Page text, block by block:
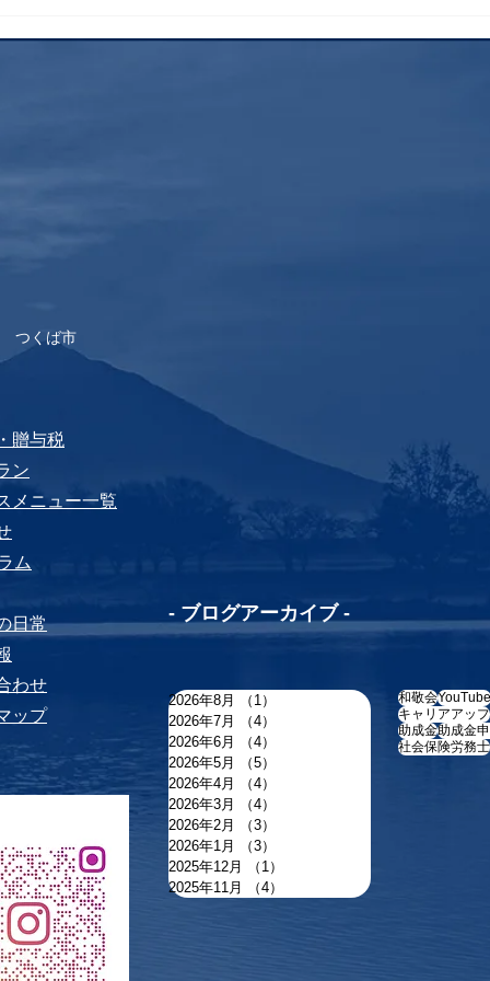
つくば市
-​ ブログアーカイブ -
2026年8月 （1）
2026年7月
（4）
2026年6月
（4）
2026年5月
（5）
2026年4月
（4）
2026年3月
（4）
2026年2月
（3）
2026年1月
（3）
2025年12月
（1）
2025年11月
（4）
和敬会YouTube
キャリアアップ
助成金助成金
社会保険労務士
贈与税
ン
メニュー⼀覧
ム
⽇常
わせ
ップ